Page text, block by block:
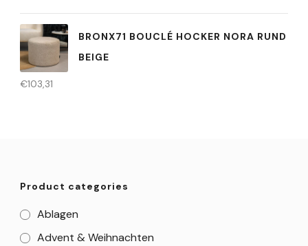
BRONX71 BOUCLÉ HOCKER NORA RUND
BEIGE
€103,31
Product categories
Ablagen
Advent & Weihnachten